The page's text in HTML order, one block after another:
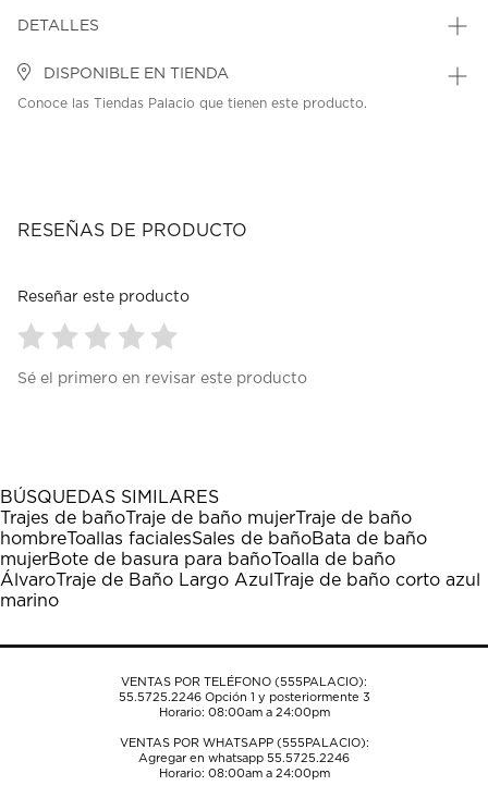
DETALLES
DISPONIBLE EN TIENDA
Conoce las Tiendas Palacio que tienen este producto.
RESEÑAS DE PRODUCTO
Reseñar este producto
para
1
estrella
Esta
acción
abrirá
el
formulario
envío.
para
estrellas.
Esta
acción
abrirá
el
formulario
envío.
para
estrellas.
Esta
acción
abrirá
el
envío.
para
estrellas.
Esta
acción
abrirá
el
envío.
para
estrellas.
Esta
acción
abrirá
el
envío.
Sé el primero en revisar este producto
BÚSQUEDAS SIMILARES
Trajes de bañoTraje de baño mujerTraje de baño
hombreToallas facialesSales de bañoBata de baño
mujerBote de basura para bañoToalla de baño
ÁlvaroTraje de Baño Largo Azul Traje de baño corto azul
marino
VENTAS POR TELÉFONO (555PALACIO):
55.5725.2246Opción 1 y posteriormente 3
Horario: 08:00am a 24:00pm
VENTAS POR WHATSAPP (555PALACIO):
Agregar en whatsapp 55.5725.2246
Horario: 08:00am a 24:00pm